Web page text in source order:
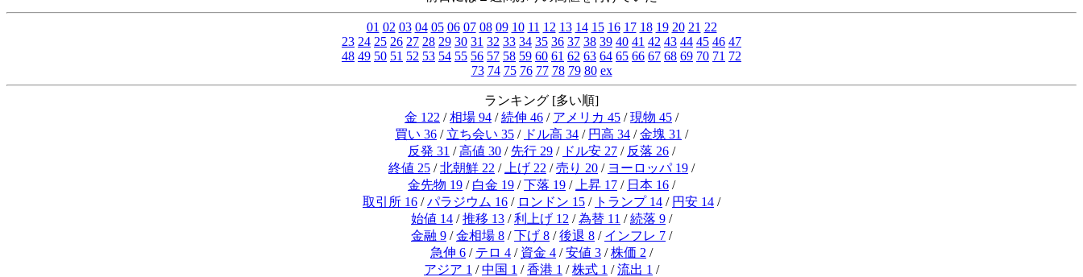
01 02 03 04 05 06 07 08 09 10 11 12 13 14 15 16 17 18 19 20 21 22
23 24 25 26 27 28 29 30 31 32 33 34 35 36 37 38 39 40 41 42 43 44 45 46 47
48 49 50 51 52 53 54 55 56 57 58 59 60 61 62 63 64 65 66 67 68 69 70 71 72
73 74 75 76 77 78 79 80 ex
ランキング [多い順]
金 122 /相場 94 /続伸 46 / アメリカ 45 /現物 45 /
買い 36 / 立ち会い 35 / ドル高 34 / 円高 34 /金塊 31 /
反発 31 /高値 30 / 先行 29 / ドル安 27 / 反落 26 /
終値 25 /北朝鮮 22 / 上げ 22 /売り 20 / ヨーロッパ 19 /
金先物 19 / 白金 19 /下落 19 / 上昇 17 / 日本 16 /
取引所 16 /パラジウム 16 / ロンドン 15 / トランプ 14 / 円安 14 /
始値 14 /推移 13 /利上げ 12 /為替 11 /続落 9 /
金融 9 /金相場 8 /下げ 8 /後退 8 / インフレ 7 /
急伸 6 / テロ 4 / 資金 4 /安値 3 /株価 2 /
アジア 1 /中国 1 /香港 1 /株式 1 /流出 1 /